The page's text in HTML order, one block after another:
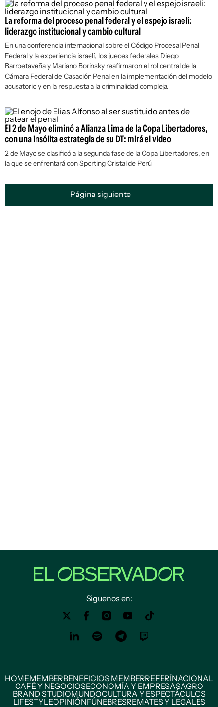
La reforma del proceso penal federal y el espejo israelí:
liderazgo institucional y cambio cultural
En una conferencia internacional sobre el Código Procesal Penal
Federal y la experiencia israelí, los jueces federales Diego
Barroetaveña y Mariano Borinsky reafirmaron el rol central de la
Cámara Federal de Casación Penal en la implementación del modelo
acusatorio y en la respuesta a la criminalidad compleja.
El 2 de Mayo eliminó a Alianza Lima de la Copa Libertadores,
con una insólita estrategia de su DT: mirá el video
2 de Mayo se clasificó a la segunda fase de la Copa Libertadores, en
la que se enfrentará con Sporting Cristal de Perú
Página siguiente
Siguenos en:
HOMEMEMBERBENEFICIOS MEMBERREFERÍNACIONAL
CAFÉ Y NEGOCIOSECONOMÍA Y EMPRESASAGRO
BRAND STUDIOMUNDOCULTURA Y ESPECTÁCULOS
LIFESTYLEOPINIÓNFÚNEBRESREMATES Y LEGALES